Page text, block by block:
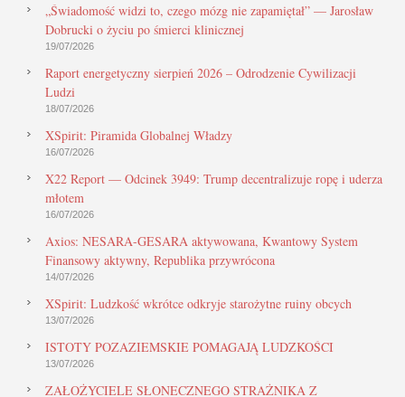
„Świadomość widzi to, czego mózg nie zapamiętał” — Jarosław
Dobrucki o życiu po śmierci klinicznej
19/07/2026
Raport energetyczny sierpień 2026 – Odrodzenie Cywilizacji
Ludzi
18/07/2026
XSpirit: Piramida Globalnej Władzy
16/07/2026
X22 Report — Odcinek 3949: Trump decentralizuje ropę i uderza
młotem
16/07/2026
Axios: NESARA-GESARA aktywowana, Kwantowy System
Finansowy aktywny, Republika przywrócona
14/07/2026
XSpirit: Ludzkość wkrótce odkryje starożytne ruiny obcych
13/07/2026
ISTOTY POZAZIEMSKIE POMAGAJĄ LUDZKOŚCI
13/07/2026
ZAŁOŻYCIELE SŁONECZNEGO STRAŻNIKA Z